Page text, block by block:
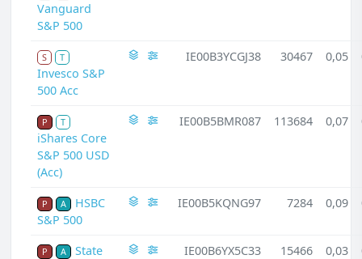
Vanguard
S&P 500
S T
Invesco S&P
500 Acc
IE00B3YCGJ38 30467 0,05
P T
iShares Core
S&P 500 USD
(Acc)
IE00B5BMR087 113684 0,07
P A
HSBC
S&P 500
IE00B5KQNG97 7284 0,09
P A
State
IE00B6YX5C33 15466 0,03